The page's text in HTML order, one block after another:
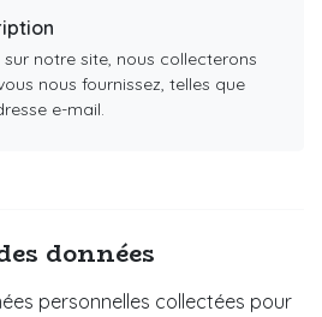
sur notre site, nous collecterons
nous fournissez, telles que
e-mail.
données
personnelles collectées pour